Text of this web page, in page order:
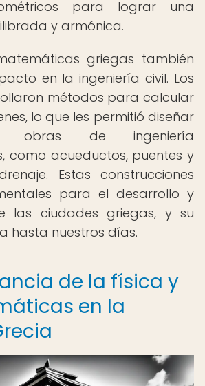
para lograr una
y armónica.
griegas también
en la ingeniería civil. Los
métodos para calcular
lo que les permitió diseñar
obras de ingeniería
como acueductos, puentes y
Estas construcciones
para el desarrollo y
las ciudades griegas, y su
hasta nuestros días.
de la física y
en la